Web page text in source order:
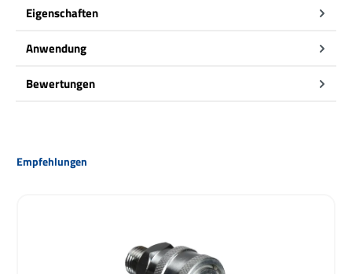
Eigenschaften
Anwendung
Bewertungen
Produktgalerie überspringen
Empfehlungen